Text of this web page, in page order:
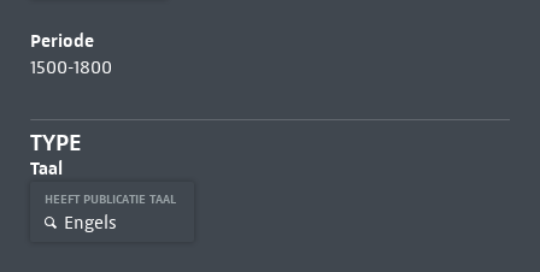
Periode
1500-1800
TYPE
Taal
HEEFT PUBLICATIE TAAL
Engels